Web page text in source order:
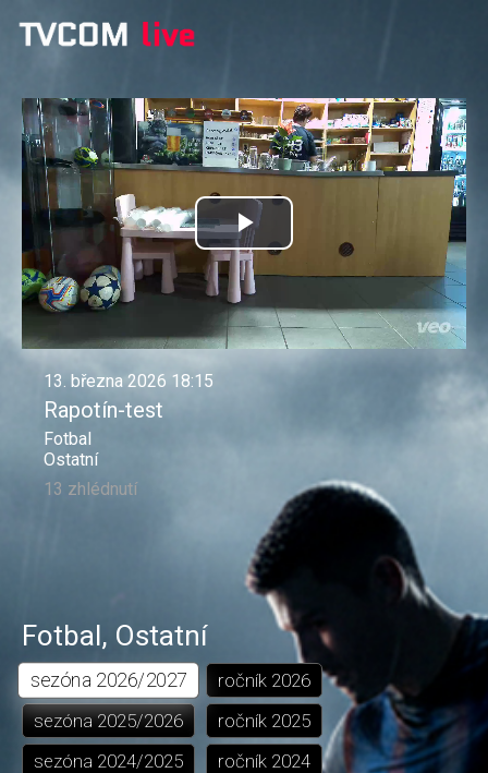
Přehrát
video
13. března 2026 18:15
Rapotín-test
Fotbal
Ostatní
13 zhlédnutí
Fotbal, Ostatní
sezóna 2026/2027 ročník 2026
sezóna 2025/2026 ročník 2025
sezóna 2024/2025 ročník 2024